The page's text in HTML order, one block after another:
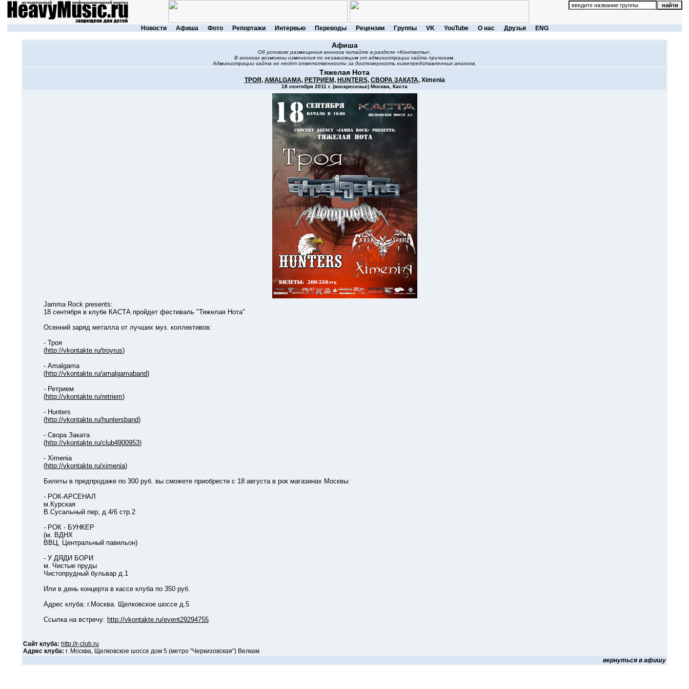
Новости Афиша Фото Репортажи Интервью Переводы Рецензии Группы VK YouTube О нас Друзья ENG
Афиша
Об условиях размещения анонсов читайте в разделе «Контакты».
В анонсах возможны изменения по независящим от администрации сайта причинам.
Администрации сайта не несёт ответственности за достоверность нижепредставленных анонсов.
Тяжелая Нота
ТРОЯ , AMALGAMA, РЕТРИЕМ, HUNTERS, СВОРА ЗАКАТА, Ximenia
18 сентября 2011 г. (воскресенье) Москва, Каста
Jamma Rock presents:
18 сентября в клубе КАСТА пройдет фестиваль "Тяжелая Нота"
Осенний заряд металла от лучших муз. коллективов:
- Троя
(http://vkontakte.ru/troyrus)
- Amalgama
(http://vkontakte.ru/amalgamaband)
- Ретрием
(http://vkontakte.ru/retriem)
- Hunters
(http://vkontakte.ru/huntersband)
- Свора Заката
(http://vkontakte.ru/club4900953)
- Ximenia
(http://vkontakte.ru/ximenia)
Билеты в предпродаже по 300 руб. вы сможете приобрести с 18 августа в рок магазинах Москвы:
- РОК-АРСЕНАЛ
м.Курская
В.Сусальный пер, д.4/6 стр.2
- РОК - БУНКЕР
(м. ВДНХ
ВВЦ, Центральный павильон)
- У ДЯДИ БОРИ
м. Чистые пруды
Чистопрудный бульвар д.1
Или в день концерта в кассе клуба по 350 руб.
Адрес клуба: г.Москва. Щелковское шоссе д.5
Ссылка на встречу: http://vkontakte.ru/event29294755
Сайт клуба: http://r-club.ru
Адрес клуба: г. Москва, Щелковское шоссе дом 5 (метро "Черкизовская") Велкам
вернуться в афишу